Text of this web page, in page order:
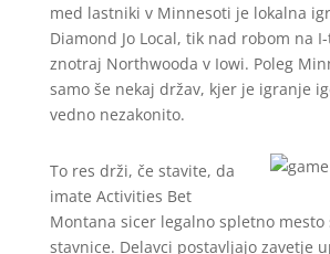
med lastniki v Minnesoti je lokalna
Diamond Jo Local, tik nad robom na
znotraj Northwooda v Iowi. Poleg
samo še nekaj držav, kjer je igranje
vedno nezakonito.
To res drži, če stavite, da
imate Activities Bet
Montana sicer legalno spletno mesto
stavnice. Delavci postavljajo zavetje